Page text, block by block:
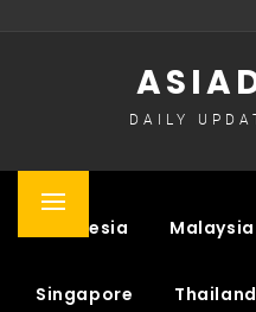
DAILY
Primary
Indonesia Malaysia
Singapore Thailand